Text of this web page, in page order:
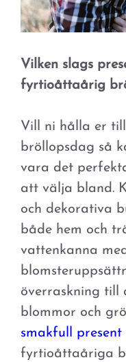
Vilken slags
fyrtioåttaårig
Vill ni hålla er
bröllopsdag så
vara det
att välja bland.
och dekorativa
både hem och
vattenkanna
överraskning till
blommor och
smakfull present
fyrtioåttaåriga